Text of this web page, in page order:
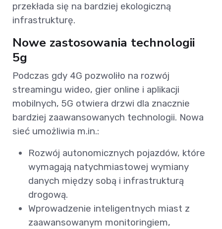
przekłada się na bardziej ekologiczną
infrastrukturę.
Nowe zastosowania technologii
5g
Podczas gdy 4G pozwoliło na rozwój
streamingu wideo, gier online i aplikacji
mobilnych, 5G otwiera drzwi dla znacznie
bardziej zaawansowanych technologii. Nowa
sieć umożliwia m.in.:
Rozwój autonomicznych pojazdów, które
wymagają natychmiastowej wymiany
danych między sobą i infrastrukturą
drogową.
Wprowadzenie inteligentnych miast z
zaawansowanym monitoringiem,